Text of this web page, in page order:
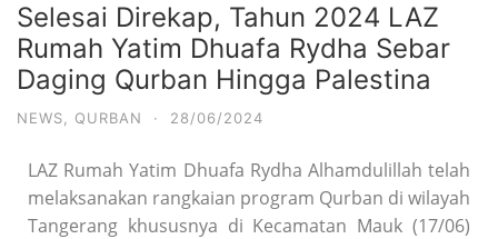
Selesai Direkap, Tahun 2024 LAZ
Rumah Yatim Dhuafa Rydha Sebar
Daging Qurban Hingga Palestina
NEWS QURBAN · 28/06/2024
LAZ Rumah Yatim Dhuafa Rydha Alhamdulillah telah
melaksanakan rangkaian program Qurban di wilayah
Tangerang khususnya di Kecamatan Mauk (17/06)